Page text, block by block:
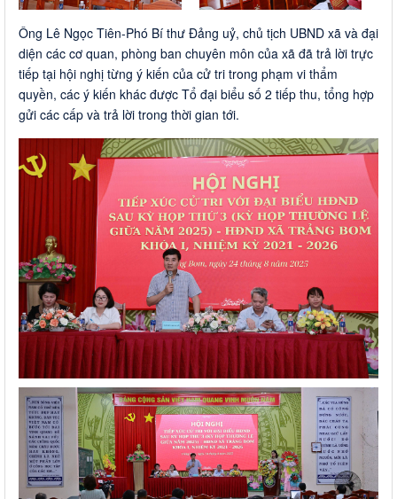
Ông Lê Ngọc Tiên-Phó Bí thư Đảng uỷ, chủ tịch UBND xã và đại
diện các cơ quan, phòng ban chuyên môn của xã đã trả lời trực
tiếp tại hội nghị từng ý kiến của cử tri trong phạm vi thẩm
quyền, các ý kiến khác được Tổ đại biểu số 2 tiếp thu, tổng hợp
gửi các cấp và trả lời trong thời gian tới.